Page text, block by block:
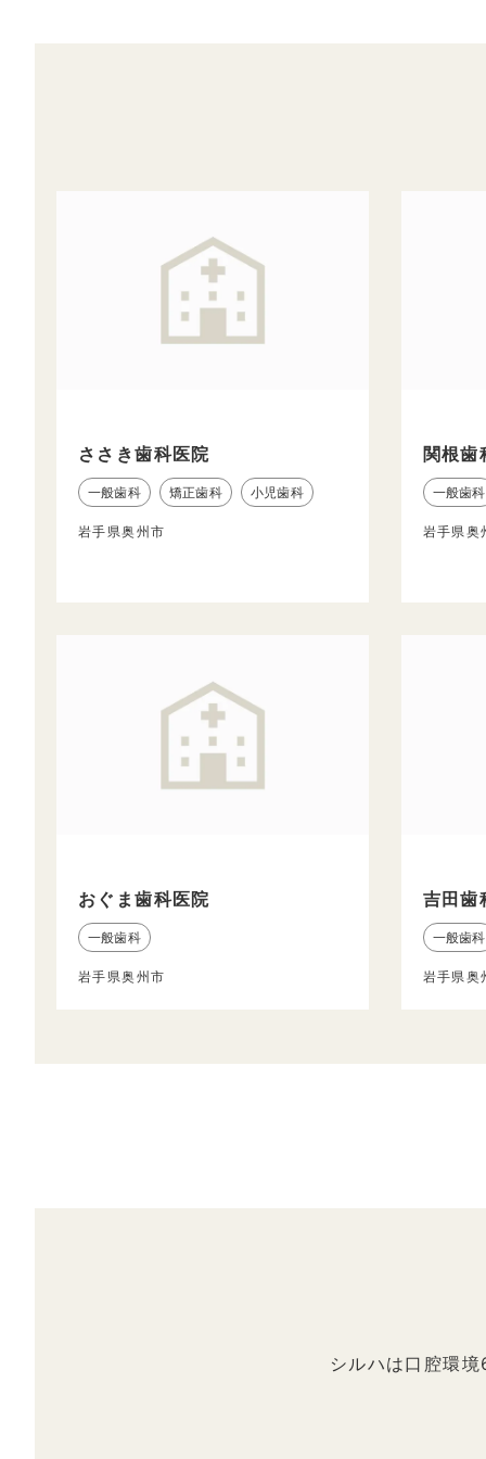
ささき歯科医院
一般歯科 矯正歯科 小児歯科
岩手県奥州市
関根歯
一般歯科
岩手県奥
おぐま歯科医院
一般歯科
岩手県奥州市
吉田歯
一般歯科
岩手県奥
シルハは口腔環